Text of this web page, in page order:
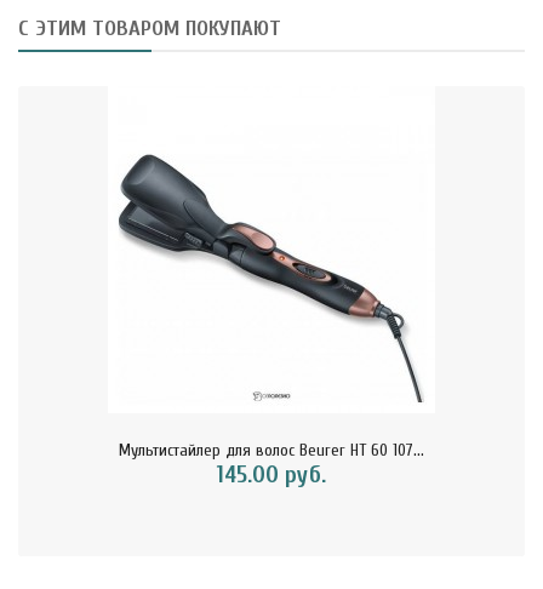
С ЭТИМ ТОВАРОМ ПОКУПАЮТ
Мультистайлер для волос Beurer HT 60 107...
145.00 руб.